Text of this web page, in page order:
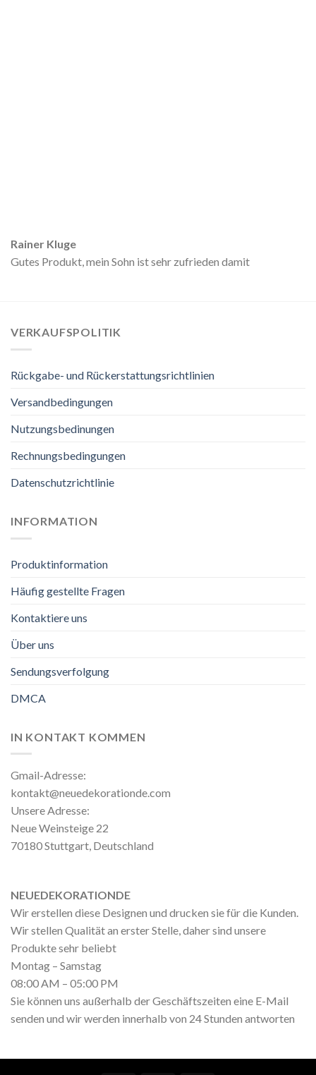
Rainer Kluge
Gutes Produkt, mein Sohn ist sehr zufrieden damit
VERKAUFSPOLITIK
Rückgabe- und Rückerstattungsrichtlinien
Versandbedingungen
Nutzungsbedinungen
Rechnungsbedingungen
Datenschutzrichtlinie
INFORMATION
Produktinformation
Häufig gestellte Fragen
Kontaktiere uns
Über uns
Sendungsverfolgung
DMCA
IN KONTAKT KOMMEN
Gmail-Adresse:
kontakt@neuedekorationde.com
Unsere Adresse:
Neue Weinsteige 22
70180 Stuttgart, Deutschland
NEUEDEKORATIONDE
Wir erstellen diese Designen und drucken sie für die Kunden.
Wir stellen Qualität an erster Stelle, daher sind unsere
Produkte sehr beliebt
Montag – Samstag
08:00 AM – 05:00 PM
Sie können uns außerhalb der Geschäftszeiten eine E-Mail
senden und wir werden innerhalb von 24 Stunden antworten